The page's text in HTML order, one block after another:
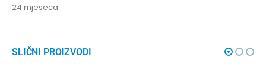
24 mjeseca
SLIČNI PROIZVODI